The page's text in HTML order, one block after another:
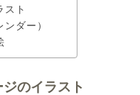
スト
ダー）
のイラスト